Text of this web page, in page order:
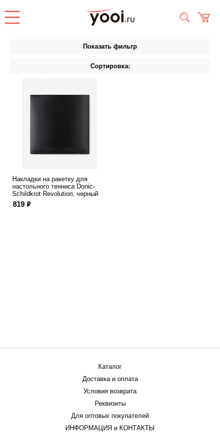
Показать фильтр
Сортировка:
Накладки на ракетку для
настольного тенниса Donic-
Schildkrot Revolution, черный
819 ф
Каталог
Доставка и оплата
Условия возврата
Реквизиты
Для оптовых покупателей
ИНФОРМАЦИЯ и КОНТАКТЫ